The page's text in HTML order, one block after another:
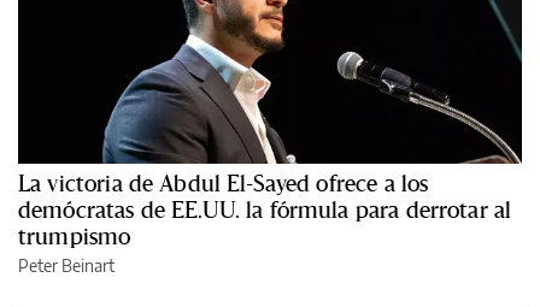
La victoria de Abdul El-Sayed ofrece a los
demócratas de EE.UU. la fórmula para derrotar al
trumpismo
Peter Beinart